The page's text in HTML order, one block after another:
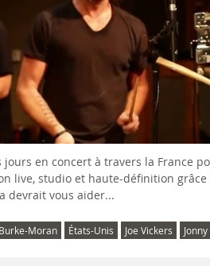
en concert à travers la France
live, studio et haute-définition
devrait vous aider...
Moran États-Unis Joe Vickers